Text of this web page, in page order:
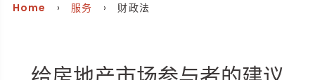
Home ›服务 › 财政法